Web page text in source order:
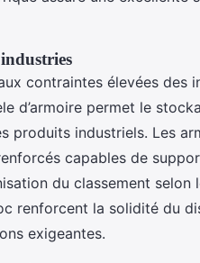
contraintes élevées des
d’armoire permet le
produits industriels. Les
capables de
du classement selon
renforcent la solidité du
exigeantes.